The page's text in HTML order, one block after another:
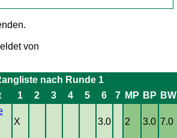
von
nach Runde 1
1 2 3 4 5 6 7 MP BP BW
X 3.0 2 3.0 7.0